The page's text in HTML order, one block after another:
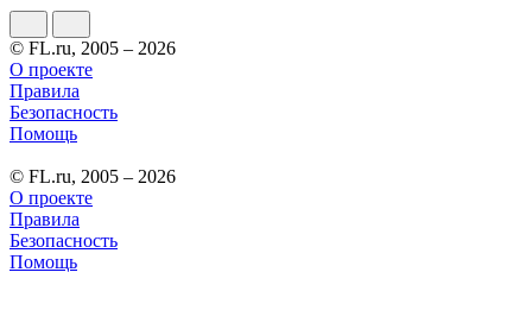
© FL.ru, 2005 – 2026
О проекте
Правила
Безопасность
Помощь
© FL.ru, 2005 – 2026
О проекте
Правила
Безопасность
Помощь